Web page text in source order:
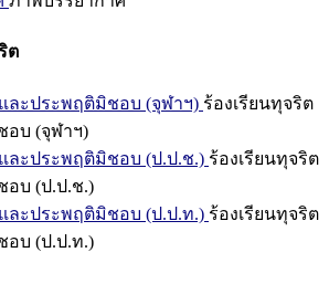
ต
ละประพฤติมิชอบ (จุฬาฯ) ร้องเรียนทุจริต
อบ (จุฬาฯ)
ละประพฤติมิชอบ (ป.ป.ช.) ร้องเรียนทุจริต
อบ (ป.ป.ช.)
ละประพฤติมิชอบ (ป.ป.ท.) ร้องเรียนทุจริต
อบ (ป.ป.ท.)